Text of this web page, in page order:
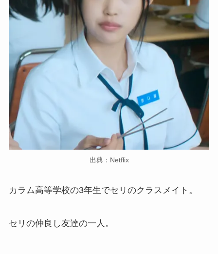
出典：Netflix
カラム高等学校の3年生でセリのクラスメイト。
セリの仲良し友達の一人。